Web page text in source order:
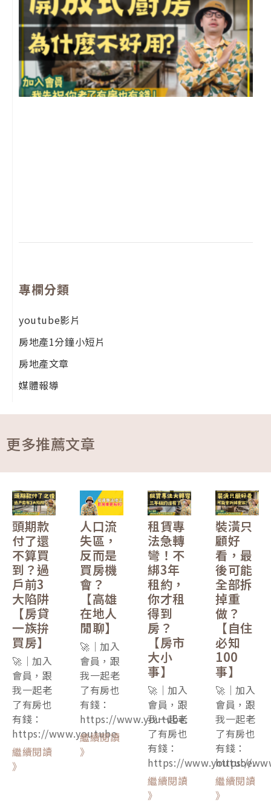
專欄分類
youtube影片
房地產1分鐘小短片
房地產文章
媒體報導
更多推薦文章
頭期款
付了還
不算買
到？過
戶前3
大陷阱
【房貸
一族拚
買房】
🚀｜加入
會員，跟
我一起老
了有房也
有錢：
https://www.youtube.
繼續閱讀
》
人口流
失區，
反而是
買房機
會？
【高雄
在地人
閒聊】
🚀｜加入
會員，跟
我一起老
了有房也
有錢：
https://www.youtube.
繼續閱讀
》
租賃專
法急轉
彎！不
綁3年
租約，
你才租
得到
房？
【房市
大小
事】
🚀｜加入
會員，跟
我一起老
了有房也
有錢：
https://www.youtube.
繼續閱讀
》
裝潢只
顧好
看，最
後可能
全部拆
掉重
做？
【自住
必知
100
事】
🚀｜加入
會員，跟
我一起老
了有房也
有錢：
https://
繼續閱讀
》